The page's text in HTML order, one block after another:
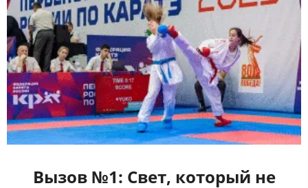
Вызов №1: Свет, который не